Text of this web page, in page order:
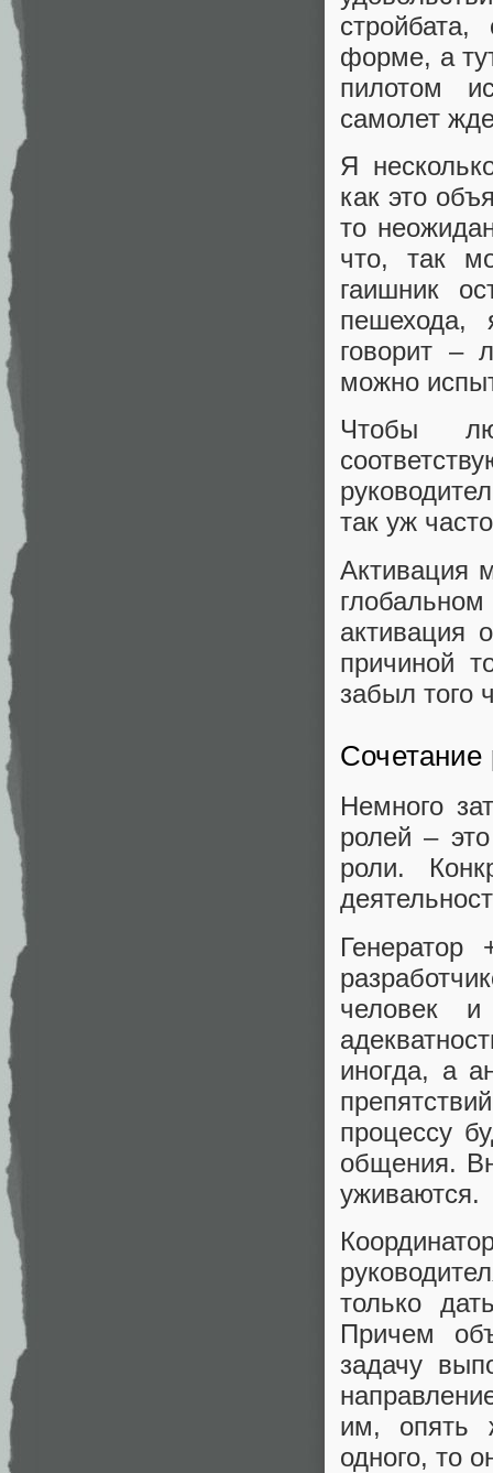
форме, а
пилотом
самолет
Я
как это
то
что, так
гаишник
пешехода,
говорит –
можно
Чтобы
так уж
Активация
активация
причиной
забыл того
Сочетание
Немного
ролей –
роли.
человек
иногда, а
процессу
общения.
уживаются.
только
Причем
задачу
им, опять
одного, то